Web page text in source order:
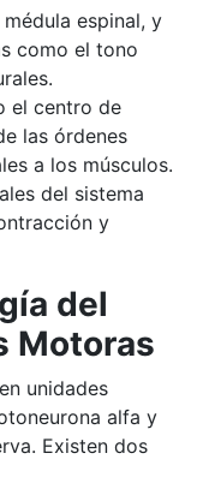
espinal, y
como el tono
el centro de
las órdenes
a los músculos.
del sistema
y
del
Motoras
unidades
alfa y
Existen dos